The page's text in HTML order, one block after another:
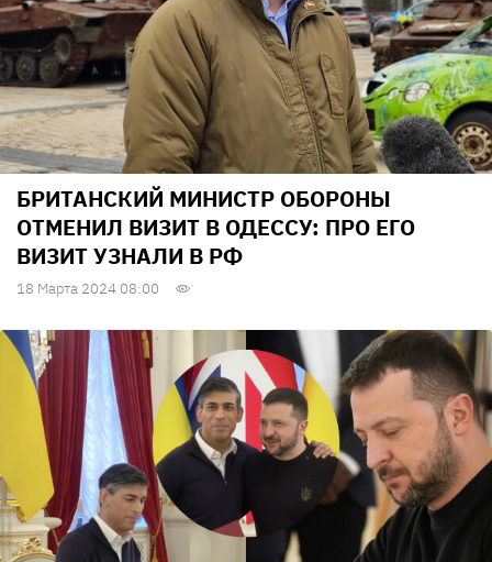
БРИТАНСКИЙ МИНИСТР ОБОРОНЫ
ОТМЕНИЛ ВИЗИТ В ОДЕССУ: ПРО ЕГО
ВИЗИТ УЗНАЛИ В РФ
18 Марта 2024 08:00